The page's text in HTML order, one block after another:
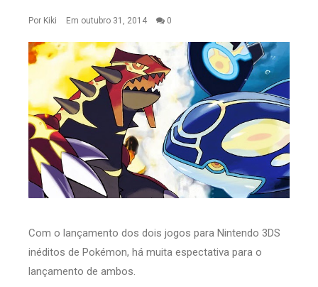
Por Kiki Em outubro 31, 2014 0
Com o lançamento dos dois jogos para Nintendo 3DS
inéditos de Pokémon, há muita espectativa para o
lançamento de ambos.